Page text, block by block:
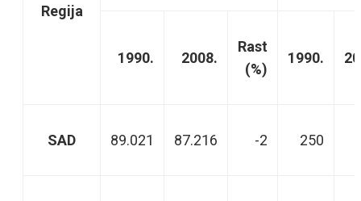
Regija
1990. 2008.
Rast
(%)
1990.
SAD 89.021 87.216 -2 250